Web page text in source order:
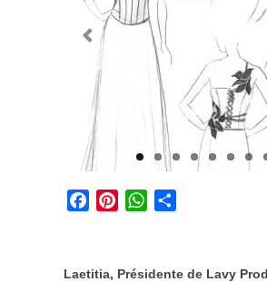
Galerie
Blog
Médias
Contact
FacebookPinterestWhatsApp
Laetitia, Présidente de Lavy